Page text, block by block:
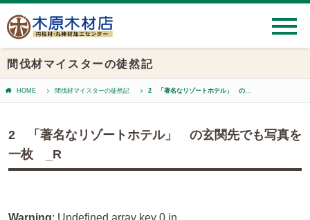
間伐材マイスターの徒然記
HOME 間伐材マイスターの徒然記 2 「著名なリゾートホテル」 の玄関先でも写真を一枚 _R
2 「著名なリゾートホテル」 の玄関先でも写真を
一枚 _R
Warning: Undefined array key 0 in